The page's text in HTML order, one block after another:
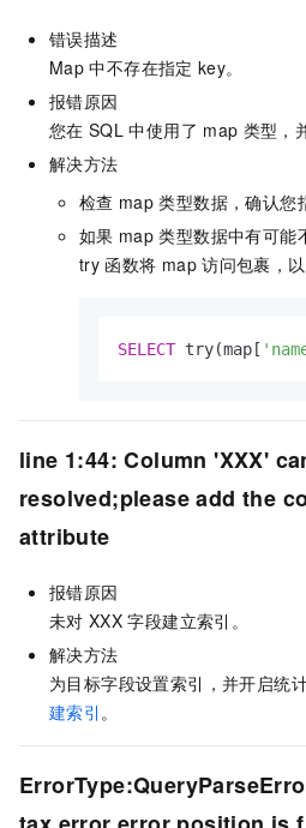
错误描述
Map 中不存在指定 key。
报错原因
您在 SQL 中使用了 map 类型，
解决方法
检查 map 类型数据，确认您
如果 map 类型数据中有可能
try 函数将 map 访问包裹，
SELECT try(map[
line 1:44: Column 'XXX'
resolved;please add the
attribute
报错原因
未对 XXX 字段建立索引。
解决方法
为目标字段设置索引，并开启统
建索引 。